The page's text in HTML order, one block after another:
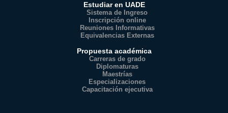
Estudiar en UADE
Sistema de Ingreso
Inscripción online
Reuniones Informativas
Equivalencias Externas
Propuesta académica
Carreras de grado
Diplomaturas
Maestrías
Especializaciones
Capacitación ejecutiva